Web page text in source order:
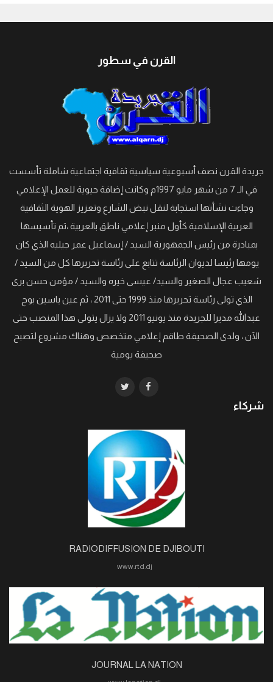
القرن في سطور
جريدة القرن نصف أسبوعية سياسية ثقافية اجتماعية شاملة تأسست
في الـ 7 من شهر مايو 1997م وكانت إضافة حيوية للعمل الإعلامي
وجاءت نشأتها استجابة لنقل نبض الشارع وتعزيز الهوية الثقافية
العربية الإسلامية كأول منبر إعلامي ناطق بالعربية ،تم تأسيسها
بمبادرة من رئيس الجمهورية السيد / إسماعيل عمر جيليه الذي كان
يومها رئيسا لديوان الرئاسة تتابع على رئاسة تحريرها كل من السيد /
شعيب عجال الصغير والسيد/ عيسى خيره والسيد / مؤمن حسن برى
الذي تولى رئاسة تحريرها منذ 1999 حتى 2011 ، ثم عين ياسين بوح
عبدالله مديرا للجريدة منذ يونيو 2011 ولا يزال يتولى هذا المنصب حتى
الآن ، ولدى الصحيفة طاقم إعلامي متخصص وهناك مشروع لتصبح
صحيفة يومية
شركاء
RADIODIFFUSION DE DJIBOUTI
JOURNAL LA NATION